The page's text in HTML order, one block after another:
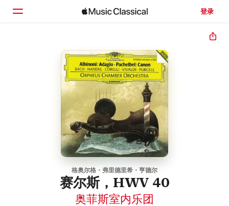
登录
格奥尔格・弗里德里希・亨德尔
赛尔斯，HWV 40
奥菲斯室内乐团